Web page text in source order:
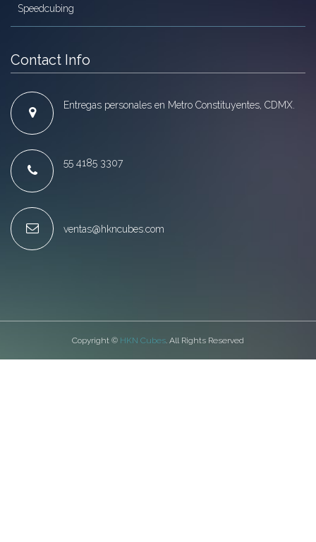
Speedcubing
Contact Info
Entregas personales en Metro Constituyentes, CDMX.
55 4185 3307
ventas@hkncubes.com
Copyright © HKN Cubes. All Rights Reserved